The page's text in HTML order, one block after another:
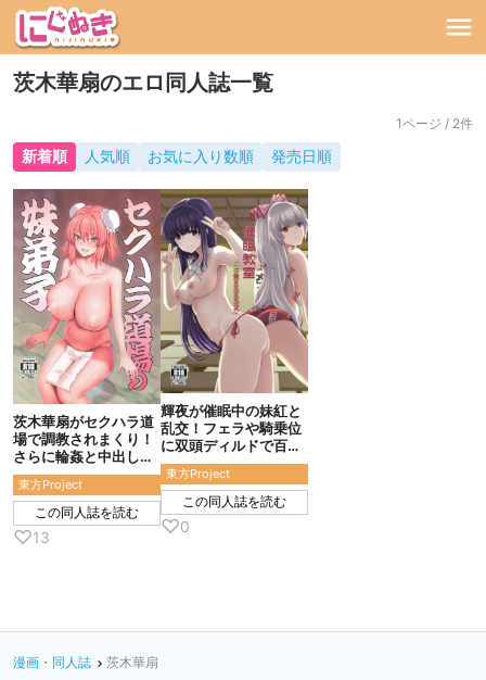
茨木華扇のエロ同人誌一覧
1ページ / 2件
新着順 人気順 お気に入り数順 発売日順
茨木華扇がセクハラ道
場で調教されまくり！
さらに輪姦と中出しで
イキまくり連続絶頂！
東方Project
この同人誌を読む
♡13
輝夜が催眠中の妹紅と
乱交！フェラや騎乗位
に双頭ディルドで百合
セックス！
東方Project
この同人誌を読む
♡0
漫画・同人誌 茨木華扇